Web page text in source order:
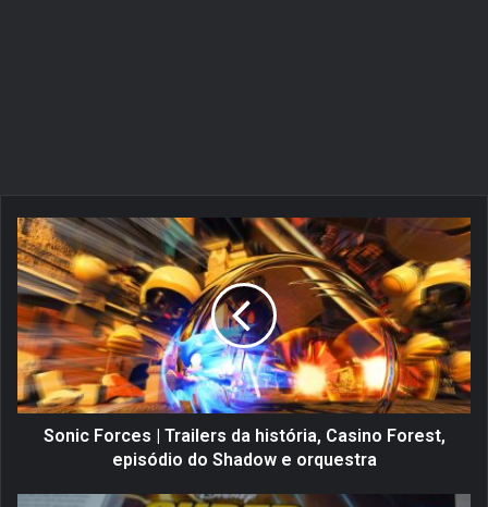
S
o
n
i
c
F
o
r
c
Sonic Forces | Trailers da história, Casino Forest,
episódio do Shadow e orquestra